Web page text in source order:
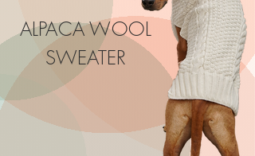
ALPACA WOOL
SWEATER